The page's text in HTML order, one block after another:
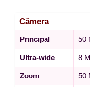
Câmera
Principal 50
Ultra-wide 8
Zoom 50